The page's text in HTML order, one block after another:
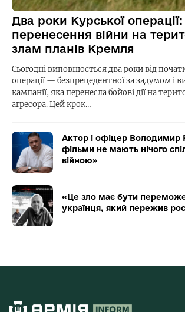
Два роки Курської операції:
перенесення війни на
злам планів Кремля
Сьогодні виповнюється два роки від
операції — безпрецедентної за задумом і
кампанії, яка перенесла бойові дії на
агресора. Цей крок…
Актор і офіцер Володимир
фільми не мають нічого
війною»
«Це зло має бути
українця, який пережив